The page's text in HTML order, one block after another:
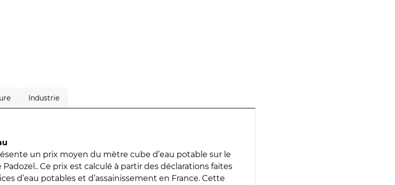
Industrie
un prix moyen du mètre cube d’eau potable sur le
Ce prix est calculé à partir des déclarations faites
d’eau potables et d’assainissement en France. Cette